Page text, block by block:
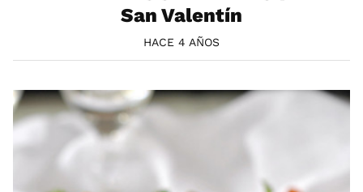
San Valentín
HACE 4 AÑOS